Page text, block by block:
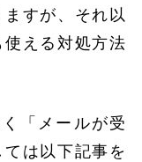
すが、それ以
える対処方法
「メールが受
は以下記事を